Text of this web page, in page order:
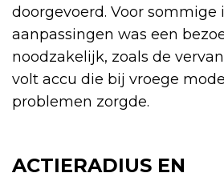
doorgevoerd. Voor sommige
aanpassingen was een
noodzakelijk, zoals de
volt accu die bij vroege
problemen zorgde.
ACTIERADIUS EN